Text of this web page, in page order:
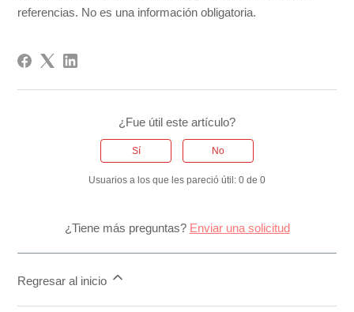
referencias. No es una información obligatoria.
¿Fue útil este artículo?
Sí No
Usuarios a los que les pareció útil: 0 de 0
¿Tiene más preguntas? Enviar una solicitud
Regresar al inicio